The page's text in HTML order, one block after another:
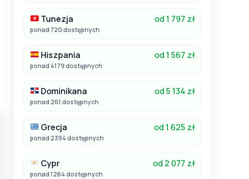
Tunezja od 1 797 zł
ponad 720 dostępnych
Hiszpania od 1 567 zł
ponad 4179 dostępnych
Dominikana od 5 134 zł
ponad 261 dostępnych
Grecja od 1 625 zł
ponad 2394 dostępnych
Cypr od 2 077 zł
ponad 1264 dostępnych